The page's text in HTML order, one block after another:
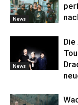
News
News